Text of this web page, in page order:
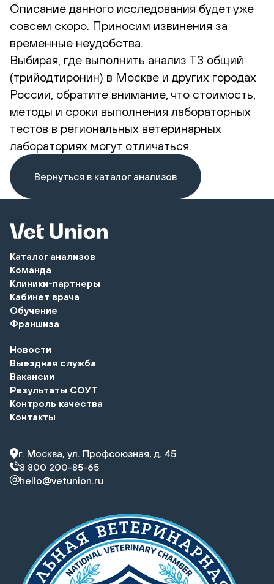
Описание данного исследования будет уже
совсем скоро. Приносим извинения за
временные неудобства.
Выбирая, где выполнить анализ Т3 общий
(трийодтиронин) в Москве и других городах
России, обратите внимание, что стоимость,
методы и сроки выполнения лабораторных
тестов в региональных ветеринарных
лабораториях могут отличаться.
Вернуться в каталог анализов
Каталог анализов
Команда
Клиники-партнеры
Кабинет врача
Обучение
Франшиза
Новости
Выездная служба
Вакансии
Результаты СОУТ
Контроль качества
Контакты
г. Москва, ул. Профсоюзная, д. 45
8 800 200-85-65
hello@vetunion.ru